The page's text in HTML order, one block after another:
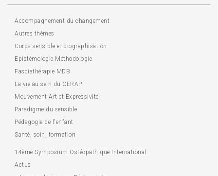
Accompagnement du changement
Autres thèmes
Corps sensible et biographisation
Epistémologie Méthodologie
Fasciathérapie MDB
La vie au sein du CERAP
Mouvement Art et Expressivité
Paradigme du sensible
Pédagogie de l'enfant
Santé, soin, formation
14ème Symposium Ostéopathique International
Actus